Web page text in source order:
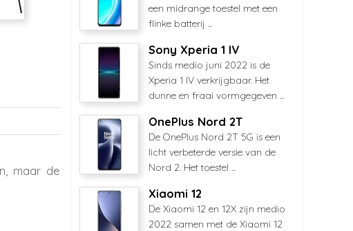
maar de
een midrange toestel met een
flinke batterij ...
Sony Xperia 1 IV
Sinds medio juni 2022 is de
Xperia 1 IV verkrijgbaar. Het
dunne en fraai vormgegeven ...
OnePlus Nord 2T
De OnePlus Nord 2T 5G is een
licht verbeterde versie van de
Nord 2. Het toestel ...
Xiaomi 12
De Xiaomi 12 en 12X zijn medio
2022 samen met de Xiaomi 12